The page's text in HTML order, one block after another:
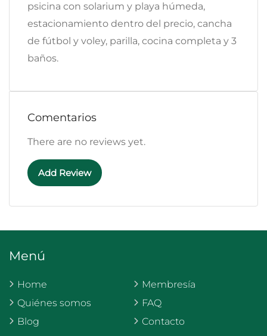
psicina con solarium y playa húmeda,
estacionamiento dentro del precio, cancha
de fútbol y voley, parilla, cocina completa y 3
baños.
Comentarios
There are no reviews yet.
Add Review
Menú
Home
Quiénes somos
Blog
Membresía
FAQ
Contacto